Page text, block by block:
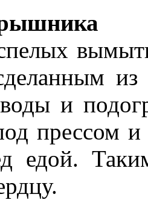
и
прессом
едой.